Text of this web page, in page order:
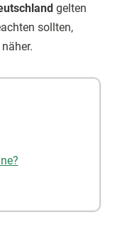
gelten
sollten,